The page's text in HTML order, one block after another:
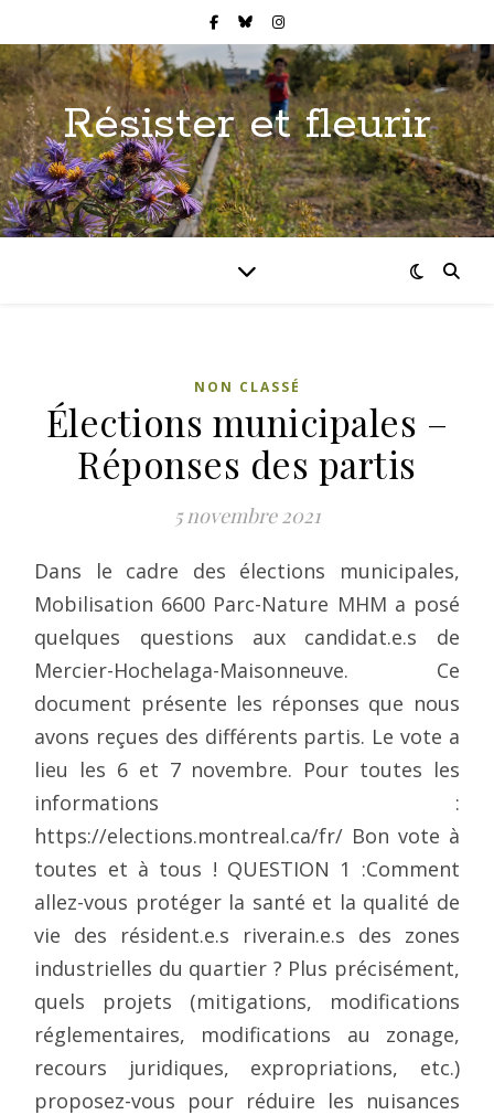
Résister et fleurir
NON CLASSÉ
Élections municipales –
Réponses des partis
5 novembre 2021
Dans le cadre des élections municipales,
Mobilisation 6600 Parc-Nature MHM a posé
quelques questions aux candidat.e.s de
Mercier-Hochelaga-Maisonneuve. Ce
document présente les réponses que nous
avons reçues des différents partis. Le vote a
lieu les 6 et 7 novembre. Pour toutes les
informations :
https://elections.montreal.ca/fr/ Bon vote à
toutes et à tous ! QUESTION 1 :Comment
allez-vous protéger la santé et la qualité de
vie des résident.e.s riverain.e.s des zones
industrielles du quartier ? Plus précisément,
quels projets (mitigations, modifications
réglementaires, modifications au zonage,
recours juridiques, expropriations, etc.)
proposez-vous pour réduire les nuisances